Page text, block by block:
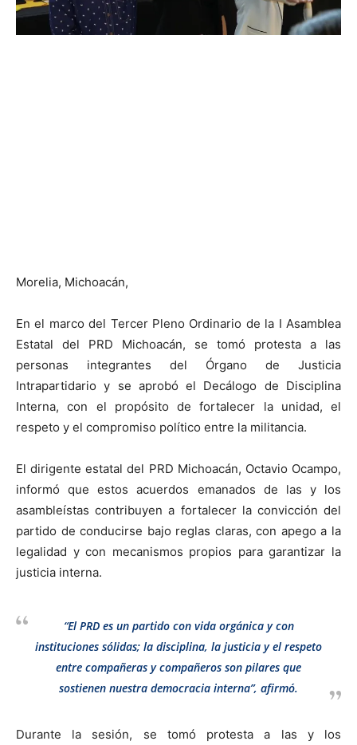
Morelia, Michoacán,
En el marco del Tercer Pleno Ordinario de la I Asamblea
Estatal del PRD Michoacán, se tomó protesta a las
personas integrantes del Órgano de Justicia
Intrapartidario y se aprobó el Decálogo de Disciplina
Interna, con el propósito de fortalecer la unidad, el
respeto y el compromiso político entre la militancia.
El dirigente estatal del PRD Michoacán, Octavio Ocampo,
informó que estos acuerdos emanados de las y los
asambleístas contribuyen a fortalecer la convicción del
partido de conducirse bajo reglas claras, con apego a la
legalidad y con mecanismos propios para garantizar la
justicia interna.
“El PRD es un partido con vida orgánica y con
instituciones sólidas; la disciplina, la justicia y el respeto
entre compañeras y compañeros son pilares que
sostienen nuestra democracia interna”, afirmó.
Durante la sesión, se tomó protesta a las y los